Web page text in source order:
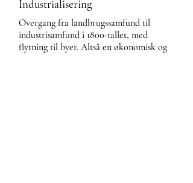
Industrialisering
Overgang fra landbrugssamfund til
industrisamfund i 1800-tallet, med
flytning til byer. Altså en økonomisk og